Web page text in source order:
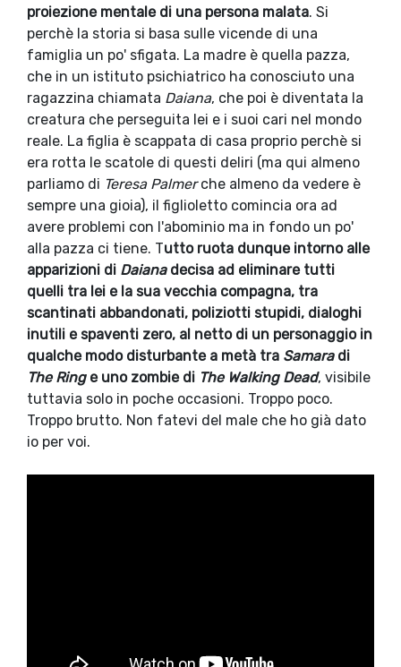
proiezione mentale di una persona malata. Si
perchè la storia si basa sulle vicende di una
famiglia un po' sfigata. La madre è quella pazza,
che in un istituto psichiatrico ha conosciuto una
ragazzina chiamata Daiana, che poi è diventata la
creatura che perseguita lei e i suoi cari nel mondo
reale. La figlia è scappata di casa proprio perchè si
era rotta le scatole di questi deliri (ma qui almeno
parliamo di Teresa Palmerche almeno da vedere è
sempre una gioia), il figlioletto comincia ora ad
avere problemi con l'abominio ma in fondo un po'
alla pazza ci tiene. Tutto ruota dunque intorno alle
apparizioni di Daianadecisa ad eliminare tutti
quelli tra lei e la sua vecchia compagna, tra
scantinati abbandonati, poliziotti stupidi, dialoghi
inutili e spaventi zero, al netto di un personaggio in
qualche modo disturbante a metà tra Samara di
The Ringe uno zombie di The Walking Dead, visibile
tuttavia solo in poche occasioni. Troppo poco.
Troppo brutto. Non fatevi del male che ho già dato
io per voi.